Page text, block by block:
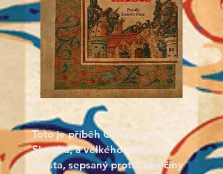
Toto je příběh Orhana, syna
Siyyaha, a velkého obléhání
Města, sepsaný proto, aby činy